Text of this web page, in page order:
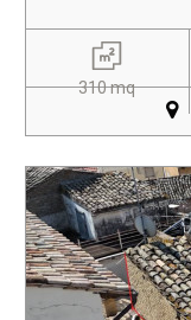
310 mq